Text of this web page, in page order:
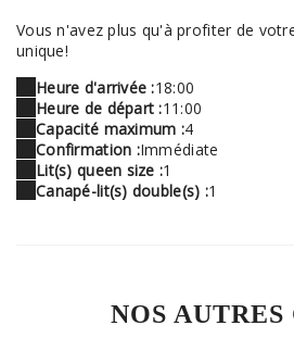
Vous n'avez plus qu'à profiter de
unique!
Heure d'arrivée :18:00
Heure de départ :11:00
Capacité maximum :4
Confirmation :Immédiate
Lit(s) queen size :1
Canapé-lit(s) double(s) :1
NOS AUTRES